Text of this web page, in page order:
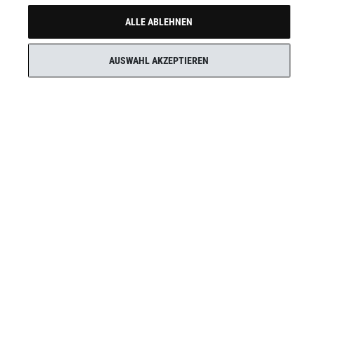
ALLE ABLEHNEN
AUSWAHL AKZEPTIEREN